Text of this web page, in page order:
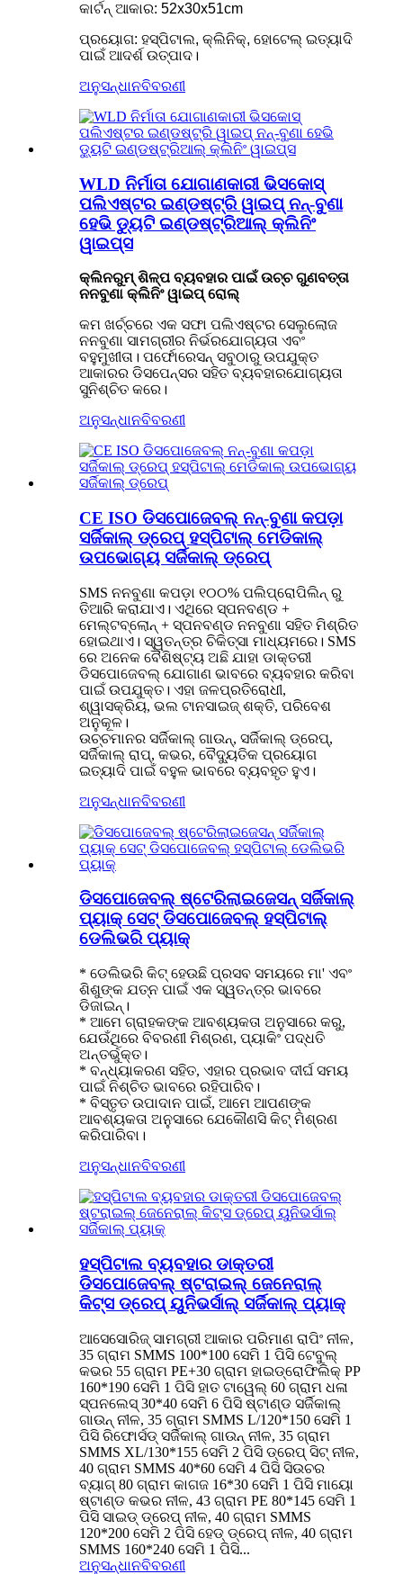
କାର୍ଟନ୍ ଆକାର: 52x30x51cm
ପ୍ରୟୋଗ: ହସ୍ପିଟାଲ, କ୍ଲିନିକ୍, ହୋଟେଲ୍ ଇତ୍ୟାଦି
ପାଇଁ ଆଦର୍ଶ ଉତ୍ପାଦ।
ଅନୁସନ୍ଧାନବିବରଣୀ
WLD ନିର୍ମାତା ଯୋଗାଣକାରୀ ଭିସକୋସ୍
ପଲିଏଷ୍ଟର ଇଣ୍ଡଷ୍ଟ୍ରି ୱାଇପ୍ ନନ୍-ବୁଣା
ହେଭି ଡ୍ୟୁଟି ଇଣ୍ଡଷ୍ଟ୍ରିଆଲ୍ କ୍ଲିନିଂ
ୱାଇପ୍ସ
କ୍ଲିନରୁମ୍ ଶିଳ୍ପ ବ୍ୟବହାର ପାଇଁ ଉଚ୍ଚ ଗୁଣବତ୍ତା
ନନବୁଣା କ୍ଲିନିଂ ୱାଇପ୍ ରୋଲ୍
କମ ଖର୍ଚ୍ଚରେ ଏକ ସଫା ପଲିଏଷ୍ଟର ସେଲୁଲୋଜ
ନନବୁଣା ସାମଗ୍ରୀର ନିର୍ଭରଯୋଗ୍ୟତା ଏବଂ
ବହୁମୁଖୀତା। ପର୍ଫୋରେସନ୍ ସବୁଠାରୁ ଉପଯୁକ୍ତ
ଆକାରର ଡିସପେନ୍ସର ସହିତ ବ୍ୟବହାରଯୋଗ୍ୟତା
ସୁନିଶ୍ଚିତ କରେ।
ଅନୁସନ୍ଧାନବିବରଣୀ
CE ISO ଡିସପୋଜେବଲ୍ ନନ୍-ବୁଣା କପଡ଼ା
ସର୍ଜିକାଲ୍ ଡ୍ରେପ୍ ହସ୍ପିଟାଲ୍ ମେଡିକାଲ୍
ଉପଭୋଗ୍ୟ ସର୍ଜିକାଲ୍ ଡ୍ରେପ୍
SMS ନନବୁଣା କପଡ଼ା ୧୦୦% ପଲିପ୍ରୋପିଲିନ୍ ରୁ
ତିଆରି କରାଯାଏ। ଏଥିରେ ସ୍ପନବଣ୍ଡ +
ମେଲ୍ଟବ୍ଲୋନ୍ + ସ୍ପନବଣ୍ଡ ନନବୁଣା ସହିତ ମିଶ୍ରିତ
ହୋଇଥାଏ। ସ୍ୱତନ୍ତ୍ର ଚିକିତ୍ସା ମାଧ୍ୟମରେ। SMS
ରେ ଅନେକ ବୈଶିଷ୍ଟ୍ୟ ଅଛି ଯାହା ଡାକ୍ତରୀ
ଡିସପୋଜେବଲ୍ ଯୋଗାଣ ଭାବରେ ବ୍ୟବହାର କରିବା
ପାଇଁ ଉପଯୁକ୍ତ। ଏହା ଜଳପ୍ରତିରୋଧୀ,
ଶ୍ୱାସକ୍ରିୟ, ଭଲ ଟାନସାଇଜ୍ ଶକ୍ତି, ପରିବେଶ
ଅନୁକୂଳ।
ଉଚ୍ଚମାନର ସର୍ଜିକାଲ୍ ଗାଉନ୍, ସର୍ଜିକାଲ୍ ଡ୍ରେପ୍,
ସର୍ଜିକାଲ୍ ରାପ୍, କଭର, ବୈଦ୍ୟୁତିକ ପ୍ରୟୋଗ
ଇତ୍ୟାଦି ପାଇଁ ବହୁଳ ଭାବରେ ବ୍ୟବହୃତ ହୁଏ।
ଅନୁସନ୍ଧାନବିବରଣୀ
ଡିସପୋଜେବଲ୍ ଷ୍ଟେରିଲାଇଜେସନ୍ ସର୍ଜିକାଲ୍
ପ୍ୟାକ୍ ସେଟ୍ ଡିସପୋଜେବଲ୍ ହସ୍ପିଟାଲ୍
ଡେଲିଭରି ପ୍ୟାକ୍
* ଡେଲିଭରି କିଟ୍ ହେଉଛି ପ୍ରସବ ସମୟରେ ମା' ଏବଂ
ଶିଶୁଙ୍କ ଯତ୍ନ ପାଇଁ ଏକ ସ୍ୱତନ୍ତ୍ର ଭାବରେ
ଡିଜାଇନ୍।
* ଆମେ ଗ୍ରାହକଙ୍କ ଆବଶ୍ୟକତା ଅନୁସାରେ କରୁ,
ଯେଉଁଥିରେ ବିବରଣୀ ମିଶ୍ରଣ, ପ୍ୟାକିଂ ପଦ୍ଧତି
ଅନ୍ତର୍ଭୁକ୍ତ।
* ବନ୍ଧ୍ୟାକରଣ ସହିତ, ଏହାର ପ୍ରଭାବ ଦୀର୍ଘ ସମୟ
ପାଇଁ ନିଶ୍ଚିତ ଭାବରେ ରହିପାରିବ।
* ବିସ୍ତୃତ ଉପାଦାନ ପାଇଁ, ଆମେ ଆପଣଙ୍କ
ଆବଶ୍ୟକତା ଅନୁସାରେ ଯେକୌଣସି କିଟ୍ ମିଶ୍ରଣ
କରିପାରିବା।
ଅନୁସନ୍ଧାନବିବରଣୀ
ହସ୍ପିଟାଲ ବ୍ୟବହାର ଡାକ୍ତରୀ
ଡିସପୋଜେବଲ୍ ଷ୍ଟରାଇଲ୍ ଜେନେରାଲ୍
କିଟ୍ସ ଡ୍ରେପ୍ ୟୁନିଭର୍ସାଲ୍ ସର୍ଜିକାଲ୍ ପ୍ୟାକ୍
ଆସେସୋରିଜ୍ ସାମଗ୍ରୀ ଆକାର ପରିମାଣ ରାପିଂ ନୀଳ,
35 ଗ୍ରାମ SMMS 100*100 ସେମି 1 ପିସି ଟେବୁଲ୍
କଭର 55 ଗ୍ରାମ PE+30 ଗ୍ରାମ ହାଇଡ୍ରୋଫିଲିକ୍ PP
160*190 ସେମି 1 ପିସି ହାତ ଟାୱେଲ୍ 60 ଗ୍ରାମ ଧଳା
ସ୍ପନଲେସ୍ 30*40 ସେମି 6 ପିସି ଷ୍ଟାଣ୍ଡ ସର୍ଜିକାଲ୍
ଗାଉନ୍ ନୀଳ, 35 ଗ୍ରାମ SMMS L/120*150 ସେମି 1
ପିସି ରିଫୋର୍ସଡ୍ ସର୍ଜିକାଲ୍ ଗାଉନ୍ ନୀଳ, 35 ଗ୍ରାମ
SMMS XL/130*155 ସେମି 2 ପିସି ଡ୍ରେପ୍ ସିଟ୍ ନୀଳ,
40 ଗ୍ରାମ SMMS 40*60 ସେମି 4 ପିସି ସିଉଚର
ବ୍ୟାଗ୍ 80 ଗ୍ରାମ କାଗଜ 16*30 ସେମି 1 ପିସି ମାୟୋ
ଷ୍ଟାଣ୍ଡ କଭର ନୀଳ, 43 ଗ୍ରାମ PE 80*145 ସେମି 1
ପିସି ସାଇଡ୍ ଡ୍ରେପ୍ ନୀଳ, 40 ଗ୍ରାମ SMMS
120*200 ସେମି 2 ପିସି ହେଡ୍ ଡ୍ରେପ୍ ନୀଳ, 40 ଗ୍ରାମ
SMMS 160*240 ସେମି 1 ପିସି...
ଅନୁସନ୍ଧାନବିବରଣୀ